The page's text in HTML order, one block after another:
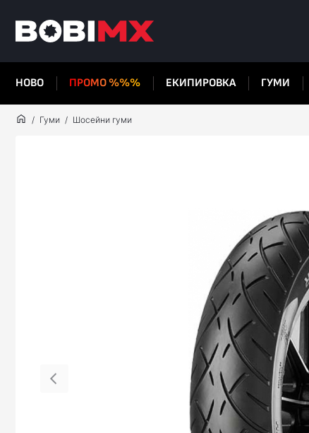
НОВО ПРОМО %%% ЕКИПИРОВКА ГУМИ
Гуми Шосейни гуми